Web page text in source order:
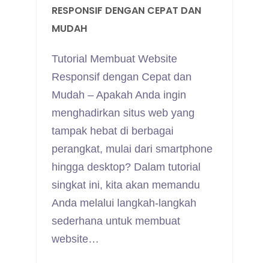
RESPONSIF DENGAN CEPAT DAN
MUDAH
Tutorial Membuat Website
Responsif dengan Cepat dan
Mudah – Apakah Anda ingin
menghadirkan situs web yang
tampak hebat di berbagai
perangkat, mulai dari smartphone
hingga desktop? Dalam tutorial
singkat ini, kita akan memandu
Anda melalui langkah-langkah
sederhana untuk membuat
website…